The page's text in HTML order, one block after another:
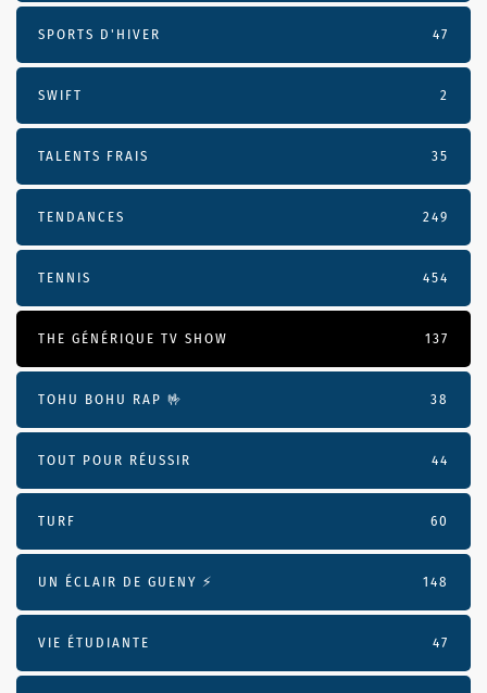
SPORTS D'HIVER 47
SWIFT 2
TALENTS FRAIS 35
TENDANCES 249
TENNIS 454
THE GÉNÉRIQUE TV SHOW 137
TOHU BOHU RAP 🤟 38
TOUT POUR RÉUSSIR 44
TURF 60
UN ÉCLAIR DE GUENY ⚡️ 148
VIE ÉTUDIANTE 47